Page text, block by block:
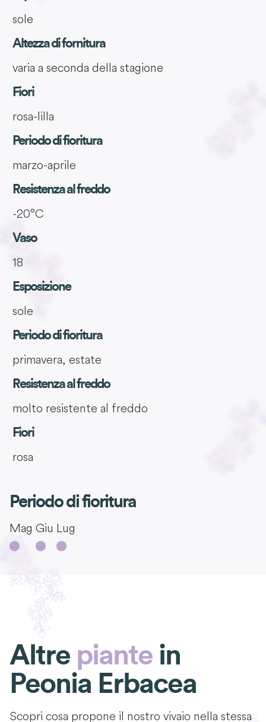
sole
Altezza di fornitura
varia a seconda della stagione
Fiori
rosa-lilla
Periodo di fioritura
marzo-aprile
Resistenza al freddo
-20°C
Vaso
18
Esposizione
sole
Periodo di fioritura
primavera, estate
Resistenza al freddo
molto resistente al freddo
Fiori
rosa
Periodo di fioritura
Mag Giu Lug
Altre piante in
Peonia Erbacea
Scopri cosa propone il nostro vivaio nella stessa